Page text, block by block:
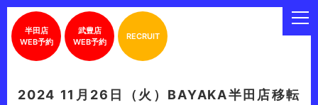
半田店
WEB予約
武豊店
WEB予約
RECRUIT
2024 11月26日（火）BAYAKA半田店移転